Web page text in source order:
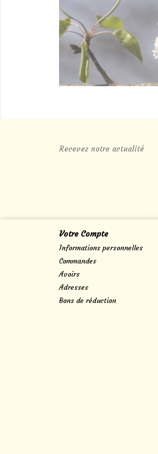
Recevez notre actualité
Votre Compte
Informations personnelles
Commandes
Avoirs
Adresses
Bons de réduction